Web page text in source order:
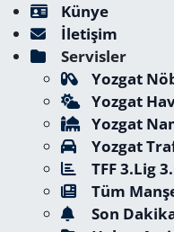
Künye
İletişim
Servisler
Yozgat
Yozgat
Yozgat
Yozgat
TFF 3.Lig
Tüm
Son